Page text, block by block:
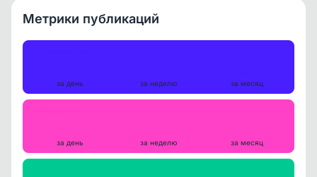
Метрики публикаций
за день за неделю за месяц
за день за неделю за месяц